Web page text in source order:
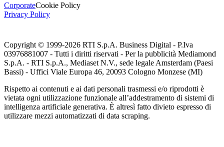
CorporateCookie Policy
Privacy Policy
Copyright © 1999-2026 RTI S.p.A. Business Digital - P.Iva
03976881007 - Tutti i diritti riservati - Per la pubblicità Mediamond
S.p.A. - RTI S.p.A., Mediaset N.V., sede legale Amsterdam (Paesi
Bassi) - Uffici Viale Europa 46, 20093 Cologno Monzese (MI)
Rispetto ai contenuti e ai dati personali trasmessi e/o riprodotti è
vietata ogni utilizzazione funzionale all’addestramento di sistemi di
intelligenza artificiale generativa. È altresì fatto divieto espresso di
utilizzare mezzi automatizzati di data scraping.